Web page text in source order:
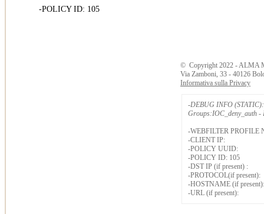
-POLICY ID: 105
© Copyright 2022 - ALMA
Via Zamboni, 33 - 40126
Informativa sulla Privacy
-DEBUG INFO (STATIC):
Groups:IOC_deny_auth -
-WEBFILTER PROFILE
-CLIENT IP:
-POLICY UUID:
-POLICY ID: 105
-DST IP (if present) :
-PROTOCOL(if present):
-HOSTNAME (if present):
-URL (if present):